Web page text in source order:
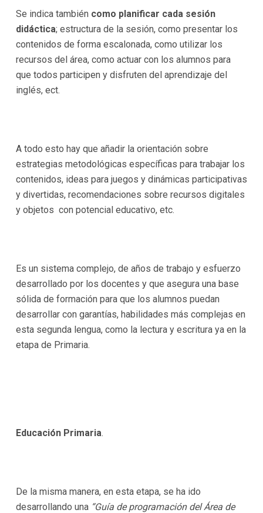
Se indica también como planificar cada sesión
didáctica; estructura de la sesión, como presentar los
contenidos de forma escalonada, como utilizar los
recursos del área, como actuar con los alumnos para
que todos participen y disfruten del aprendizaje del
inglés, ect.
A todo esto hay que añadir la orientación sobre
estrategias metodológicas específicas para trabajar los
contenidos, ideas para juegos y dinámicas participativas
y divertidas, recomendaciones sobre recursos digitales
y objetos con potencial educativo, etc.
Es un sistema complejo, de años de trabajo y esfuerzo
desarrollado por los docentes y que asegura una base
sólida de formación para que los alumnos puedan
desarrollar con garantías, habilidades más complejas en
esta segunda lengua, como la lectura y escritura ya en la
etapa de Primaria.
Educación Primaria.
De la misma manera, en esta etapa, se ha ido
desarrollando una “Guía de programación del Área de